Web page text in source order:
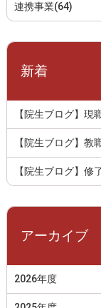
連携事業(64)
新着
【院生ブログ】現
【院生ブログ】教
【院生ブログ】修
アーカイブ
2026年度